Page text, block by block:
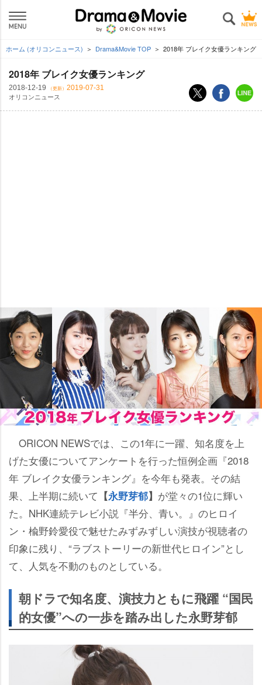
ホーム (オリコンニュース) Drama&Movie TOP 2018年 ブレイク女優ランキング
2018年 ブレイク女優ランキング
2018-12-19 （更新） 2019-07-31
オリコンニュース
ORICON NEWSでは、この1年に一躍、知名度を上
げた女優についてアンケートを行った恒例企画『2018
年 ブレイク女優ランキング』を今年も発表。その結
果、上半期に続いて 【永野芽郁】 が堂々の1位に輝い
た。NHK連続テレビ小説『半分、青い。』のヒロイ
ン・楡野鈴愛役で魅せたみずみずしい演技が視聴者の
印象に残り、“ラブストーリーの新世代ヒロイン”とし
て、人気を不動のものとしている。
朝ドラで知名度、演技力ともに飛躍 “国民
的女優”への一歩を踏み出した永野芽郁